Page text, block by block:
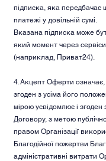
підписка, яка передбачає
платежі у довільній сумі.
Вказана підписка може
який момент через
(наприклад, Приват24).
4. Акцепт Оферти
згоден з усіма його
мірою усвідомлює і
Договору, з метою
правом Організації
Благодійної пожертви
адміністративні витрати